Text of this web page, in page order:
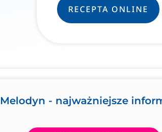
RECEPTA ONLINE
Melodyn - najważniejsze